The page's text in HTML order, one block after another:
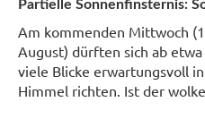
Partielle Sonnenfinsternis:
Am kommenden Mittwoch
August) dürften sich ab
viele Blicke erwartungsvoll
Himmel richten. Ist der